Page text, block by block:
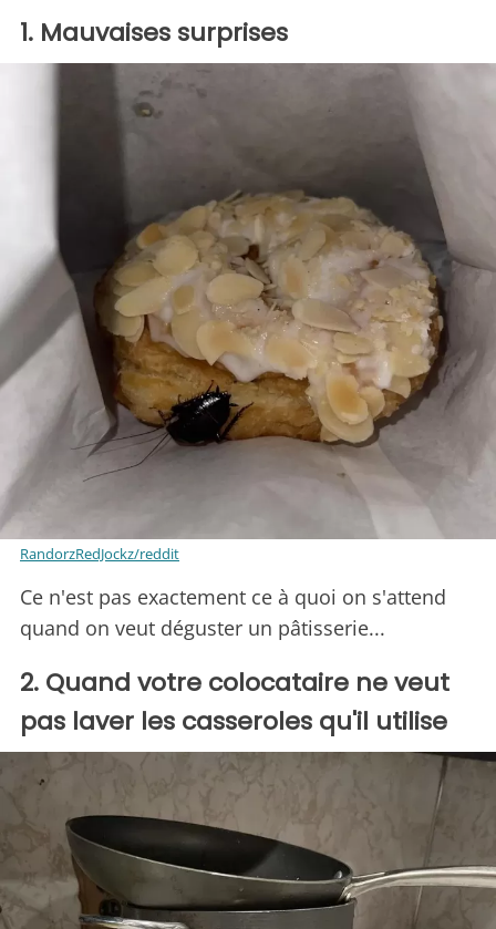
1. Mauvaises surprises
RandorzRedJockz/reddit
Ce n'est pas exactement ce à quoi on s'attend
quand on veut déguster un pâtisserie...
2. Quand votre colocataire ne veut
pas laver les casseroles qu'il utilise